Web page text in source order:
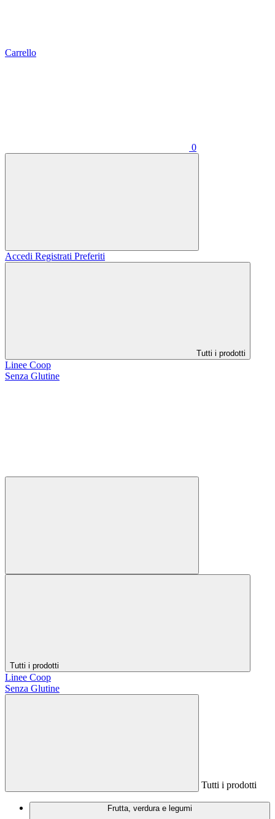
Carrello
0
Accedi Registrati Preferiti
Tutti i prodotti
Linee Coop
Senza Glutine
Tutti i prodotti
Linee Coop
Senza Glutine
Tutti i prodotti
Frutta, verdura e legumi